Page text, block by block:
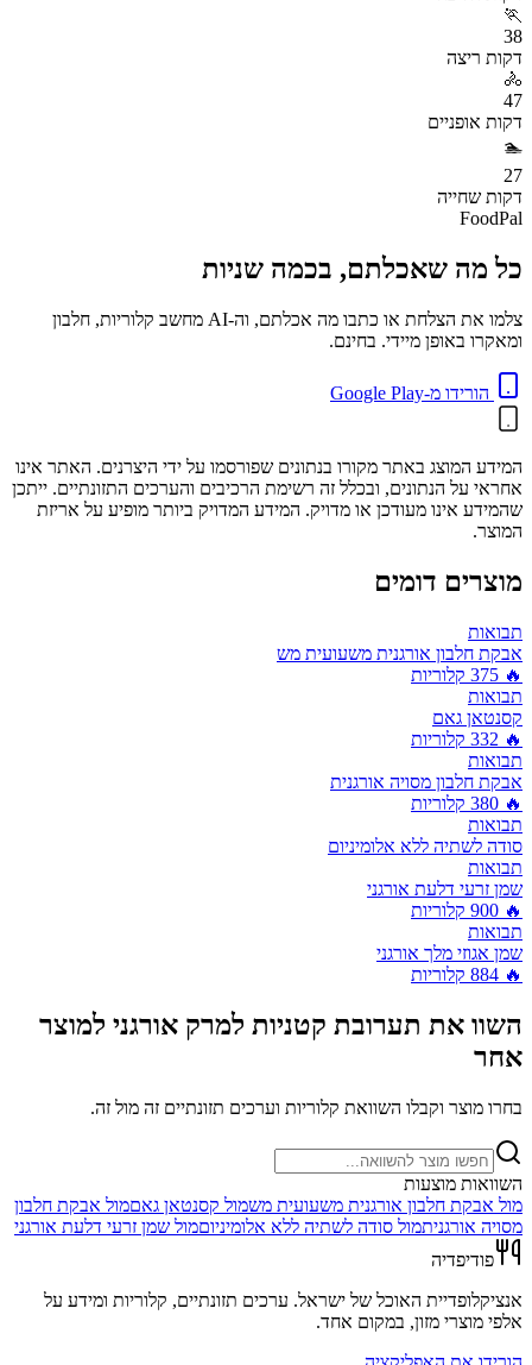
🏃
38
דקות ריצה
🚴
47
דקות אופניים
🏊
27
דקות שחייה
FoodPal
כל מה שאכלתם, בכמה שניות
צלמו את הצלחת או כתבו מה אכלתם, וה-AI מחשב קלוריות, חלבון
ומאקרו באופן מיידי. בחינם.
הורידו מ-Google Play
המידע המוצג באתר מקורו בנתונים שפורסמו על ידי היצרנים. האתר אינו
אחראי על הנתונים, ובכלל זה רשימת הרכיבים והערכים התזונתיים. ייתכן
שהמידע אינו מעודכן או מדויק. המידע המדויק ביותר מופיע על אריזת
המוצר.
מוצרים דומים
תבואות
אבקת חלבון אורגנית משעועית מש
🔥
375 קלוריות
תבואות
קסנטאן גאם
🔥
332 קלוריות
תבואות
אבקת חלבון מסויה אורגנית
🔥
380 קלוריות
תבואות
סודה לשתיה ללא אלומיניום
תבואות
שמן זרעי דלעת אורגני
🔥
900 קלוריות
תבואות
שמן אגוזי מלך אורגני
🔥
884 קלוריות
השוו את תערובת קטניות למרק אורגני למוצר
אחר
בחרו מוצר וקבלו השוואת קלוריות וערכים תזונתיים זה מול זה.
השוואות מוצעות
מול אבקת חלבון אורגנית משעועית משמול קסנטאן גאםמול אבקת חלבון
מסויה אורגניתמול סודה לשתיה ללא אלומיניוםמול שמן זרעי דלעת אורגני
פודיפדיה
אנציקלופדיית האוכל של ישראל. ערכים תזונתיים, קלוריות ומידע על
אלפי מוצרי מזון, במקום אחד.